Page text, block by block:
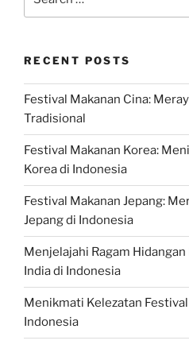
for:
RECENT POSTS
Festival Makanan Cina:
Tradisional
Festival Makanan Korea:
Korea di Indonesia
Festival Makanan Jepang:
Jepang di Indonesia
Menjelajahi Ragam
India di Indonesia
Menikmati Kelezatan
Indonesia